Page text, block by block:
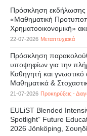
Πρόσκληση εκδήλωσης
«Μαθηματική
Χρηματοοικονομική»
22-07-2026 Μεταπτυχιακά
Πρόσκληση
υποψηφίων για την
Καθηγητή και γνωστικό
Μαθηματικά &
21-07-2026 Προκηρύξεις -
EULiST Blended
Spotlight” Future
2026 Jönköping,